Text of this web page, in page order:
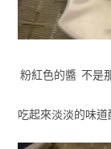
粉紅色的醬 不是
吃起來淡淡的味